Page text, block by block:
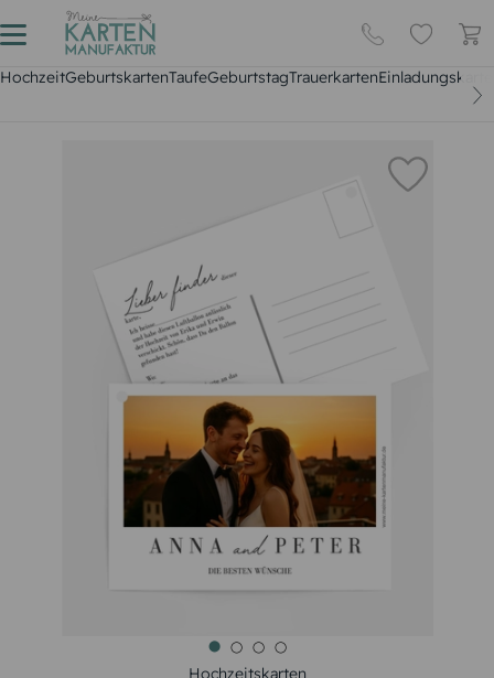
HochzeitGeburtskartenTaufeGeburtstagTrauerkarten
Hochzeitskarten